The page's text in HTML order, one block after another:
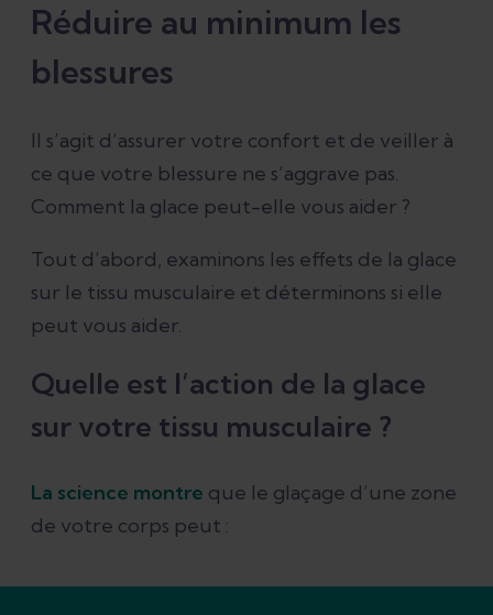
Réduire au minimum les
blessures
Il s’agit d’assurer votre confort et de veiller à
ce que votre blessure ne s’aggrave pas.
Comment la glace peut-elle vous aider ?
Tout d’abord, examinons les effets de la glace
sur le tissu musculaire et déterminons si elle
peut vous aider.
Quelle est l’action de la glace
sur votre tissu musculaire ?
La science montre que le glaçage d’une zone
de votre corps peut :